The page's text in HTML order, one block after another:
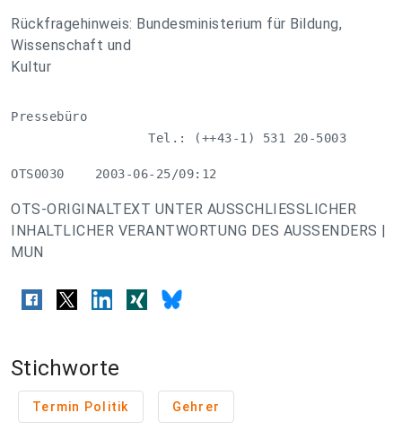
Rückfragehinweis: Bundesministerium für Bildung,
Wissenschaft und
Kultur
Pressebüro
                  Tel.: (++43-1) 531 20-5003
OTS0030    2003-06-25/09:12
OTS-ORIGINALTEXT UNTER AUSSCHLIESSLICHER
INHALTLICHER VERANTWORTUNG DES AUSSENDERS |
MUN
Stichworte
Termin Politik Gehrer